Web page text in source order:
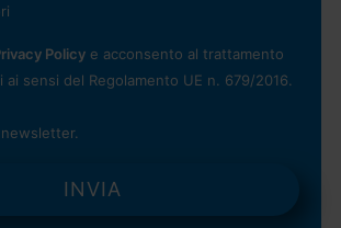
Policye acconsento al trattamento
ai sensi del Regolamento UE n. 679/2016.
newsletter.